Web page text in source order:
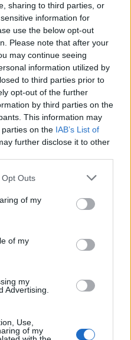
sharing to third parties, or
information for
use the below opt-out
Please note that after your
may continue seeing
information utilized by
to third parties prior to
opt-out of the further
by third parties on the
This information may
on the IAB’s List of
further disclose it to other
uses one or more Google
behaviour. You may click to
and its third-party tags to
purposes in below Google
Outs
of my
of my
my
Advertising.
Use,
of my
Hungary, not for
tovább,
kell komolyan venni
:)
a haladás azt jelenti,
mert már idéztek
leleplező cikk !
akik: